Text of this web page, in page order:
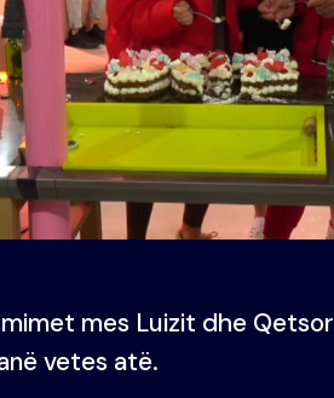
mes Luizit dhe
vetes atë.